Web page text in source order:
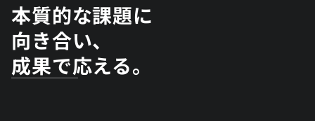
本質的な課題に
向き合い、
成果で応える。